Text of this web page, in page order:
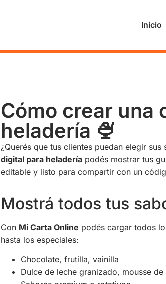
Inicio
Cómo crear una
heladería 🍨
¿Querés que tus clientes puedan elegir
digital para heladería podés mostrar tus
editable y listo para compartir con un
Mostrá todos tus
Con Mi Carta Online podés cargar todos
hasta los especiales:
Chocolate, frutilla, vainilla
Dulce de leche granizado, mousse de